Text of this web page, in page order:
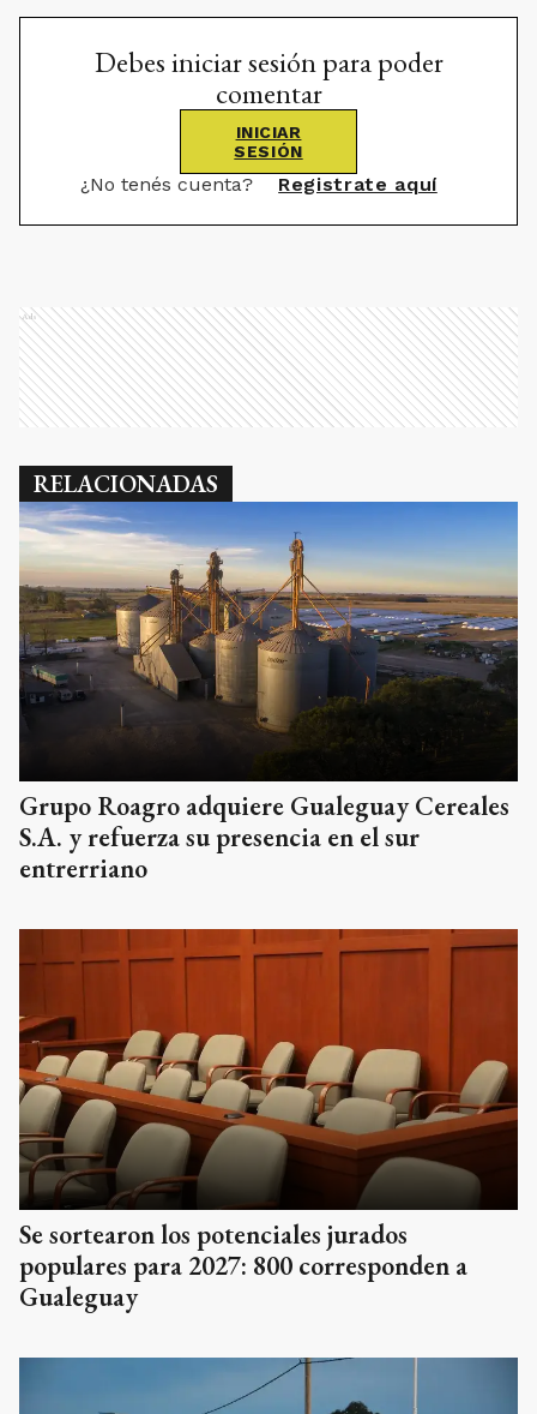
Debes iniciar sesión para poder
comentar
INICIAR
SESIÓN
¿No tenés cuenta? Registrate aquí
Ads
RELACIONADAS
Grupo Roagro adquiere Gualeguay Cereales
S.A. y refuerza su presencia en el sur
entrerriano
Se sortearon los potenciales jurados
populares para 2027: 800 corresponden a
Gualeguay